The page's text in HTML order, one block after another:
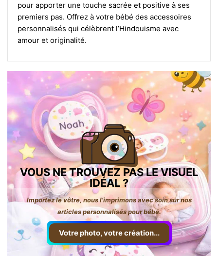
pour apporter une touche sacrée et positive à ses
premiers pas. Offrez à votre bébé des accessoires
personnalisés qui célèbrent l’Hindouisme avec
amour et originalité.
VOUS NE TROUVEZ PAS LE VISUEL
IDÉAL ?
Importez le vôtre, nous l’imprimons avec soin sur nos
articles personnalisés pour bébé.
Votre photo, votre création...